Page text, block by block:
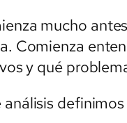
mucho
Comienza
y qué